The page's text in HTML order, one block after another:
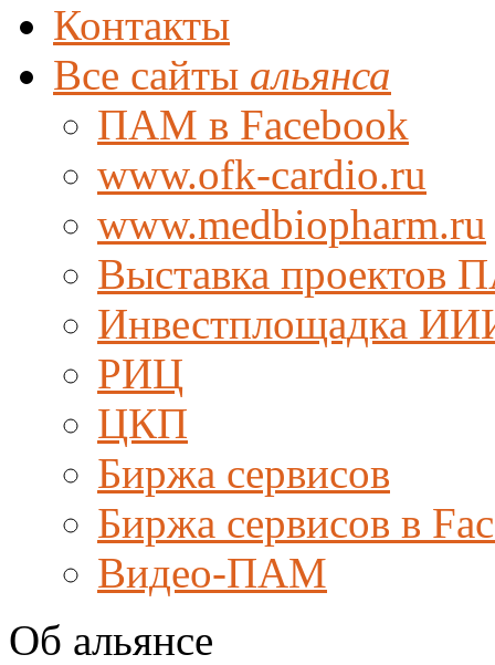
Контакты
Все сайты альянса
ПАМ в Facebook
www.ofk-cardio.ru
www.medbiopharm.ru
Выставка проектов
Инвестплощадка
РИЦ
ЦКП
Биржа сервисов
Биржа сервисов в
Видео-ПАМ
Об альянсе